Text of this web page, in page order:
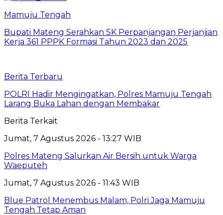
Mamuju Tengah
Bupati Mateng Serahkan SK Perpanjangan Perjanjian
Kerja 361 PPPK Formasi Tahun 2023 dan 2025
Berita Terbaru
POLRI Hadir Mengingatkan, Polres Mamuju Tengah
Larang Buka Lahan dengan Membakar
Berita Terkait
Jumat, 7 Agustus 2026 - 13:27 WIB
Polres Mateng Salurkan Air Bersih untuk Warga
Waeputeh
Jumat, 7 Agustus 2026 - 11:43 WIB
Blue Patrol Menembus Malam, Polri Jaga Mamuju
Tengah Tetap Aman